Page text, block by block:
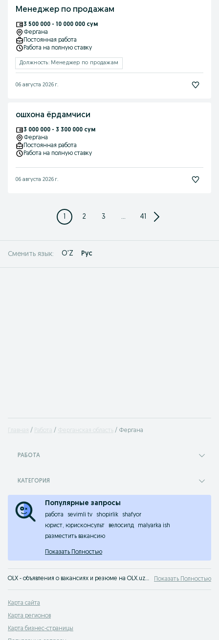
Менеджер по продажам
3 500 000 - 10 000 000 сум
Фергана
Постоянная работа
Работа на полную ставку
Должность: Менеджер по продажам
06 августа 2026 г.
ошхона ёрдамчиси
3 000 000 - 3 300 000 сум
Фергана
Постоянная работа
Работа на полную ставку
06 августа 2026 г.
2 3 ... 41
Сменить язык: O'Z Рус
Главная Работа Ферганская область Фергана
РАБОТА
КАТЕГОРИЯ
Популярные запросы
работа sevimli tv shopirlik
shafyor
юрист, юрисконсульт
велосипд
malyarka ish
разместить вакансию
Показать Полностью
OLX - объявления о вакансиях и резюме на OLX.uz. Пора найти работу - тысячи работодателей Фергана ищут вас! Показать Полностью
Карта сайта
Карта регионов
Карта бизнес-страницы